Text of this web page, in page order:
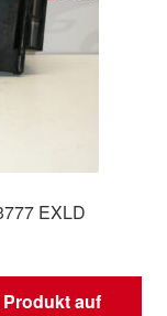
EXLD
auf